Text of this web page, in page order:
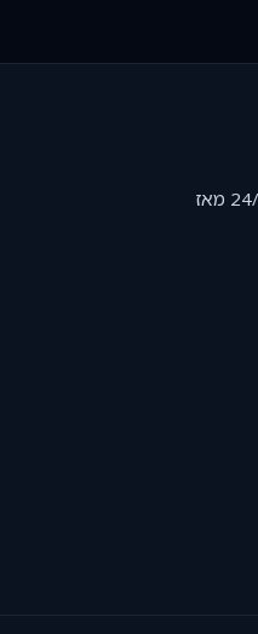
נטפרו טכנולוגיות — תכנון, פריסה ותמיכה 24/7 מאז